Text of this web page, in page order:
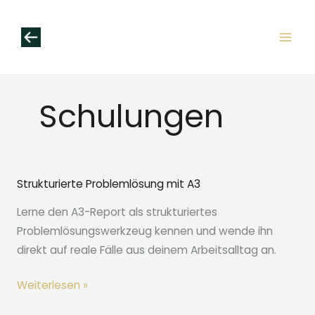
Inhalt
springen
Schulungen
Strukturierte Problemlösung mit A3
Lerne den A3-Report als strukturiertes
Problemlösungswerkzeug kennen und wende ihn
direkt auf reale Fälle aus deinem Arbeitsalltag an.
Strukturierte
Weiterlesen »